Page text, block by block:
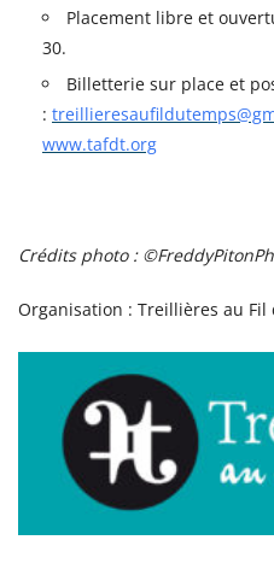
Placement libre et
30.
Billetterie sur place et
:
www.tafdt.org
Crédits photo :
Organisation : Treillières au Fil